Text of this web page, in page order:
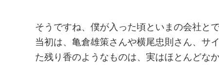
そうですね、僕が入った頃といまの会社と
当初は、亀倉雄策さんや横尾忠則さん、サ
た残り香のようなものは、実はほとんどな